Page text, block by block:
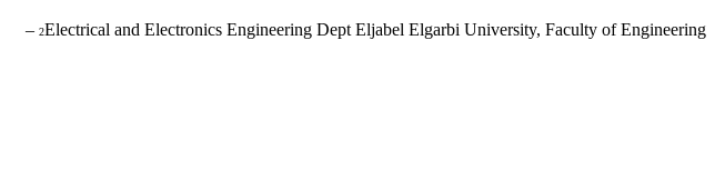
2Electrical and Electronics Engineering Dept Eljabel Elgarbi University, Faculty of Engineering –